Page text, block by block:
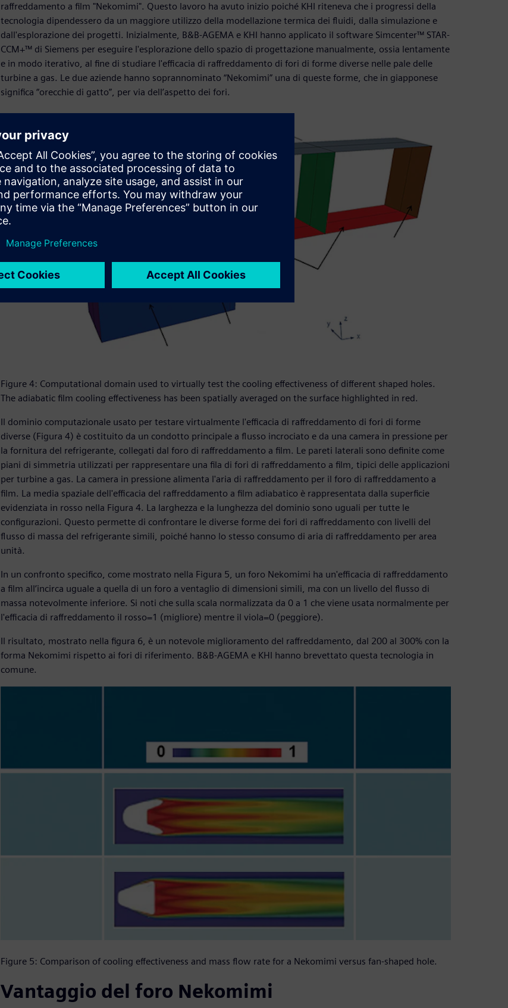
raffreddamento a film "Nekomimi". Questo lavoro ha avuto inizio poiché KHI riteneva che i progressi della
tecnologia dipendessero da un maggiore utilizzo della modellazione termica dei fluidi, dalla simulazione e
dall'esplorazione dei progetti. Inizialmente, B&B-AGEMA e KHI hanno applicato il software Simcenter™ STAR-
CCM+™ di Siemens per eseguire l'esplorazione dello spazio di progettazione manualmente, ossia lentamente
e in modo iterativo, al fine di studiare l'efficacia di raffreddamento di fori di forme diverse nelle pale delle
turbine a gas. Le due aziende hanno soprannominato “Nekomimi” una di queste forme, che in giapponese
significa “orecchie di gatto”, per via dell’aspetto dei fori.
Figure 4: Computational domain used to virtually test the cooling effectiveness of different shaped holes.
The adiabatic film cooling effectiveness has been spatially averaged on the surface highlighted in red.
Il dominio computazionale usato per testare virtualmente l'efficacia di raffreddamento di fori di forme
diverse (Figura 4) è costituito da un condotto principale a flusso incrociato e da una camera in pressione per
la fornitura del refrigerante, collegati dal foro di raffreddamento a film. Le pareti laterali sono definite come
piani di simmetria utilizzati per rappresentare una fila di fori di raffreddamento a film, tipici delle applicazioni
per turbine a gas. La camera in pressione alimenta l'aria di raffreddamento per il foro di raffreddamento a
film. La media spaziale dell'efficacia del raffreddamento a film adiabatico è rappresentata dalla superficie
evidenziata in rosso nella Figura 4. La larghezza e la lunghezza del dominio sono uguali per tutte le
configurazioni. Questo permette di confrontare le diverse forme dei fori di raffreddamento con livelli del
flusso di massa del refrigerante simili, poiché hanno lo stesso consumo di aria di raffreddamento per area
unità.
In un confronto specifico, come mostrato nella Figura 5, un foro Nekomimi ha un'efficacia di raffreddamento
a film all’incirca uguale a quella di un foro a ventaglio di dimensioni simili, ma con un livello del flusso di
massa notevolmente inferiore. Si noti che sulla scala normalizzata da 0 a 1 che viene usata normalmente per
l'efficacia di raffreddamento il rosso=1 (migliore) mentre il viola=0 (peggiore).
Il risultato, mostrato nella figura 6, è un notevole miglioramento del raffreddamento, dal 200 al 300% con la
forma Nekomimi rispetto ai fori di riferimento. B&B-AGEMA e KHI hanno brevettato questa tecnologia in
comune.
Figure 5: Comparison of cooling effectiveness and mass flow rate for a Nekomimi versus fan-shaped hole.
Vantaggio del foro Nekomimi